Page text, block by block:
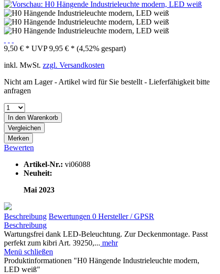
9,50 € * UVP9,95 € * (4,52% gespart)
inkl. MwSt. zzgl. Versandkosten
Nicht am Lager - Artikel wird für Sie bestellt - Lieferfähigkeit bitte
anfragen
In den Warenkorb
Vergleichen
Merken
Bewerten
Artikel-Nr.: vi06088
Neuheit:
Mai 2023
Beschreibung Bewertungen 0 Hersteller / GPSR
Beschreibung
Wartungsfrei dank LED-Beleuchtung. Zur Deckenmontage. Passt
perfekt zum kibri Art. 39250,... mehr
Menü schließen
Produktinformationen "H0 Hängende Industrieleuchte modern,
LED weiß"